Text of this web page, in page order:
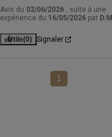
Avis du 02/06/2026 , suite à une
expérience du 16/05/2026 par
Utile(0) Signaler
1